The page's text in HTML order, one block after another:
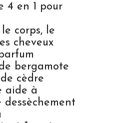
4 en 1 pour
corps, le
cheveux
bergamote
cèdre
aide à